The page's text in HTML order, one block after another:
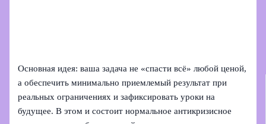
Основная идея: ваша задача не «спасти всё» любой ценой,
а обеспечить минимально приемлемый результат при
реальных ограничениях и зафиксировать уроки на
будущее. В этом и состоит нормальное антикризисное